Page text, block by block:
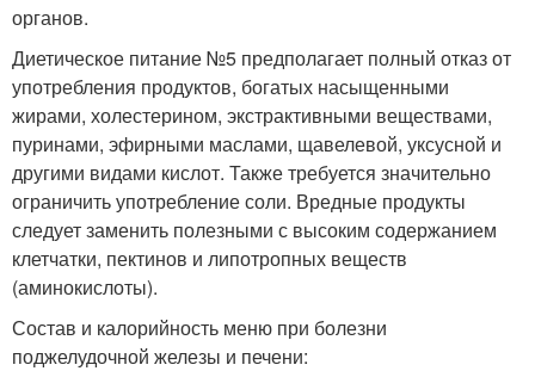
органов.
Диетическое питание №5 предполагает полный отказ от
употребления продуктов, богатых насыщенными
жирами, холестерином, экстрактивными веществами,
пуринами, эфирными маслами, щавелевой, уксусной и
другими видами кислот. Также требуется значительно
ограничить употребление соли. Вредные продукты
следует заменить полезными с высоким содержанием
клетчатки, пектинов и липотропных веществ
(аминокислоты).
Состав и калорийность меню при болезни
поджелудочной железы и печени: